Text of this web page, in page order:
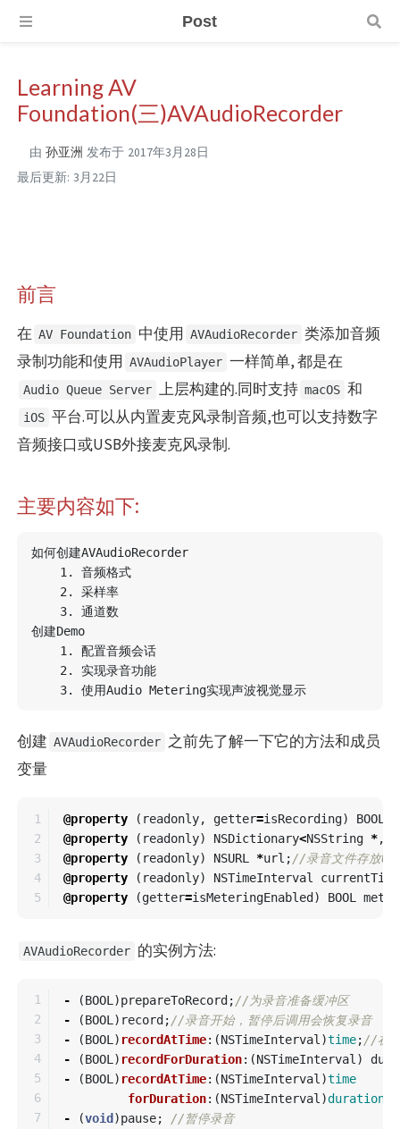
Post
Learning AV
Foundation(三)AVAudioRecorder
由 孙亚洲 发布于 2017年3月28日
最后更新: 3月22日
前言
在 AV Foundation 中使用 AVAudioRecorder 类添加音频
录制功能和使用 AVAudioPlayer 一样简单, 都是在
Audio Queue Server 上层构建的.同时支持 macOS 和
iOS 平台.可以从内置麦克风录制音频,也可以支持数字
音频接口或USB外接麦克风录制.
主要内容如下:
如何创建AVAudioRecorder
    1. 音频格式
    2. 采样率
    3. 通道数
创建Demo
    1. 配置音频会话
    2. 实现录音功能
创建 AVAudioRecorder 之前先了解一下它的方法和成员
变量
1
2
3
4
@property ( readonly, getter=isRecording) BOOL
@property
( readonly) NSDictionary<NSString *,
@property
( readonly) NSURL *url ;//录音文件存放
@property
( readonly) NSTimeInterval currentTime
@property
(getter=isMeteringEnabled ) BOOL
AVAudioRecorder 的实例方法:
1
2
3
4
5
6
7
- (BOOL )prepareToRecord; //为录音准备缓冲区
-
(BOOL ) record; //录音开始，暂停后调用会恢复录音
-
(BOOL ) recordAtTime:(NSTimeInterval )time; //在
-
(BOOL ) recordForDuration:(NSTimeInterval )
-
(BOOL ) recordAtTime:(NSTimeInterval )time
forDuration:(NSTimeInterval )duration
-
(void)pause;
//暂停录音